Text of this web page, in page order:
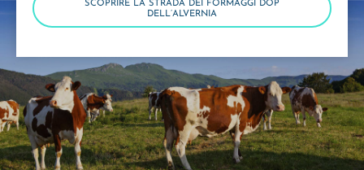
SCOPRIRE LA STRADA DEI FORMAGGI DOP
DELL’ALVERNIA